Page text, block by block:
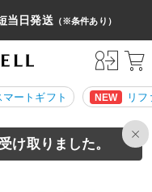
当日発送（※条件あり）
マートギフト NEW リ
け取りました。